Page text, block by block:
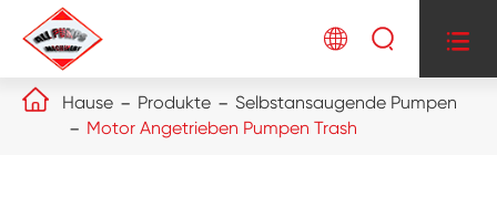
  
 Hause Produkte
Selbstansaugende Pumpen
Motor Angetrieben Pumpen Trash